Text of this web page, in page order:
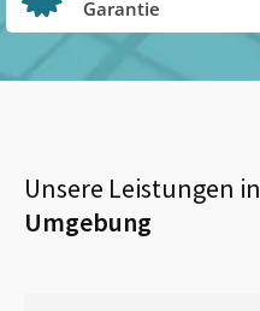
Garantie
Unsere Leistungen in
Umgebung